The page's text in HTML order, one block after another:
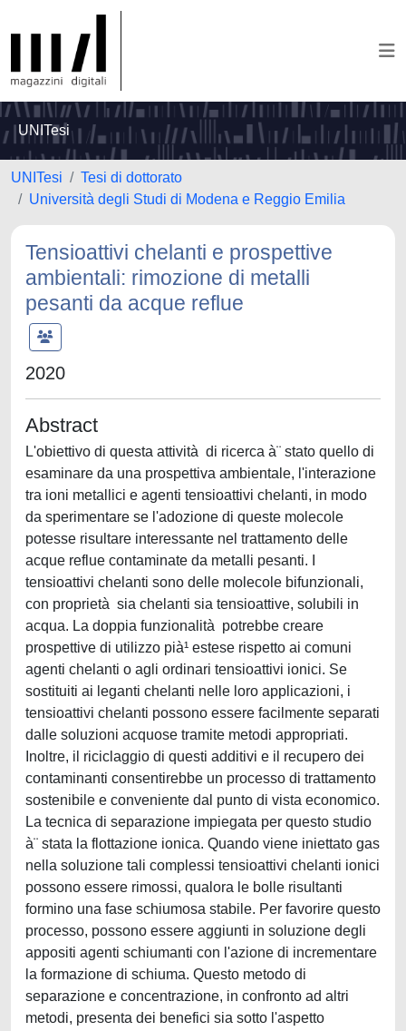
UNITesi
UNITesi
Tesi di dottorato
Università degli Studi di Modena e Reggio Emilia
Tensioattivi chelanti e prospettive
ambientali: rimozione di metalli
pesanti da acque reflue
2020
Abstract
L'obiettivo di questa attività di ricerca à¨ stato quello di
esaminare da una prospettiva ambientale, l'interazione
tra ioni metallici e agenti tensioattivi chelanti, in modo
da sperimentare se l'adozione di queste molecole
potesse risultare interessante nel trattamento delle
acque reflue contaminate da metalli pesanti. I
tensioattivi chelanti sono delle molecole bifunzionali,
con proprietà sia chelanti sia tensioattive, solubili in
acqua. La doppia funzionalità potrebbe creare
prospettive di utilizzo pià¹ estese rispetto ai comuni
agenti chelanti o agli ordinari tensioattivi ionici. Se
sostituiti ai leganti chelanti nelle loro applicazioni, i
tensioattivi chelanti possono essere facilmente separati
dalle soluzioni acquose tramite metodi appropriati.
Inoltre, il riciclaggio di questi additivi e il recupero dei
contaminanti consentirebbe un processo di trattamento
sostenibile e conveniente dal punto di vista economico.
La tecnica di separazione impiegata per questo studio
à¨ stata la flottazione ionica. Quando viene iniettato gas
nella soluzione tali complessi tensioattivi chelanti ionici
possono essere rimossi, qualora le bolle risultanti
formino una fase schiumosa stabile. Per favorire questo
processo, possono essere aggiunti in soluzione degli
appositi agenti schiumanti con l'azione di incrementare
la formazione di schiuma. Questo metodo di
separazione e concentrazione, in confronto ad altri
metodi, presenta dei benefici sia sotto l'aspetto